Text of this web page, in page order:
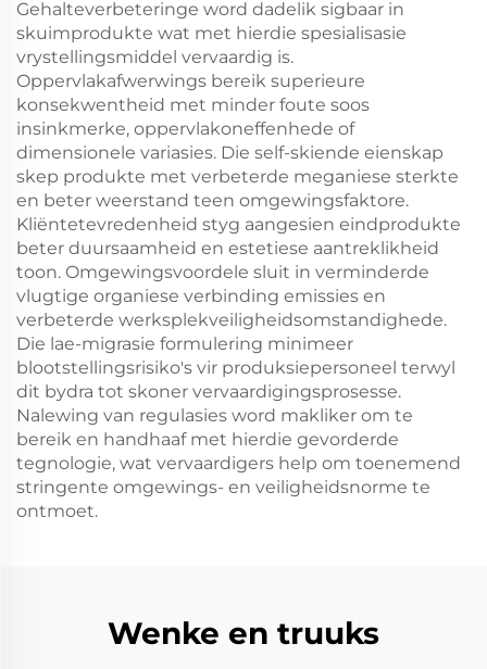
Gehalteverbeteringe word dadelik sigbaar in
skuimprodukte wat met hierdie spesialisasie
vrystellingsmiddel vervaardig is.
Oppervlakafwerwings bereik superieure
konsekwentheid met minder foute soos
insinkmerke, oppervlakoneffenhede of
dimensionele variasies. Die self-skiende eienskap
skep produkte met verbeterde meganiese sterkte
en beter weerstand teen omgewingsfaktore.
Kliëntetevredenheid styg aangesien eindprodukte
beter duursaamheid en estetiese aantreklikheid
toon. Omgewingsvoordele sluit in verminderde
vlugtige organiese verbinding emissies en
verbeterde werksplekveiligheidsomstandighede.
Die lae-migrasie formulering minimeer
blootstellingsrisiko's vir produksiepersoneel terwyl
dit bydra tot skoner vervaardigingsprosesse.
Nalewing van regulasies word makliker om te
bereik en handhaaf met hierdie gevorderde
tegnologie, wat vervaardigers help om toenemend
stringente omgewings- en veiligheidsnorme te
ontmoet.
Wenke en truuks